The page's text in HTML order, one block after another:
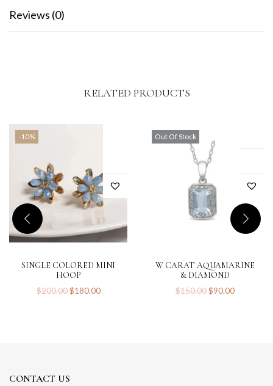
Reviews (0)
RELATED PRODUCTS
-10%
SINGLE COLORED MINI
HOOP
$200.00 $180.00
Out Of Stock
W CARAT AQUAMARINE
& DIAMOND
$150.00 $90.00
CONTACT US